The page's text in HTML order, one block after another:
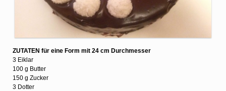
ZUTATEN für eine Form mit 24 cm Durchmesser
3 Eiklar
100 g Butter
150 g Zucker
3 Dotter